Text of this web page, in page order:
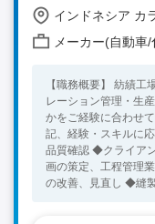
インドネシア カ
メーカー(自動
【職務概要】 紡績工場のしくはテキスタイル工場にて製造オペ
レーション管理・生
かをご経験に合わせて
記、経験・スキルに
品質確認 ◆クライアント様との品質調整及び改善業務 ◆生産計
画の策定、工程管理業務 ◆在庫管理、調達管理業務 ◆生
の改善、見直し ◆縫製・加工・染色などの技術指導業務 ◆その
ーション管理・生産